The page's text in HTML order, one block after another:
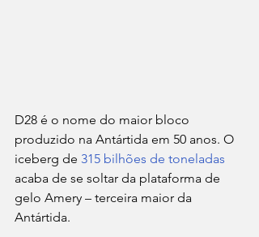
D28 é o nome do maior bloco
produzido na Antártida em 50 anos. O
iceberg de 315 bilhões de toneladas
acaba de se soltar da plataforma de
gelo Amery – terceira maior da
Antártida.